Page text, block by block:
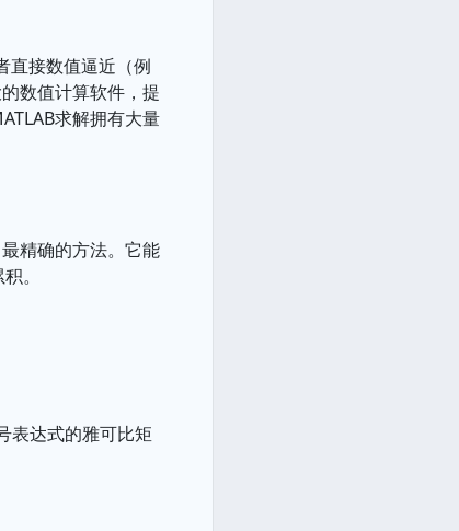
直接数值逼近（例
数值计算软件，提
求解拥有大量
精确的方法。它能
。
表达式的雅可比矩